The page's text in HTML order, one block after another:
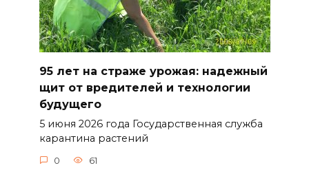
95 лет на страже урожая: надежный
щит от вредителей и технологии
будущего
5 июня 2026 года Государственная служба
карантина растений
0 61